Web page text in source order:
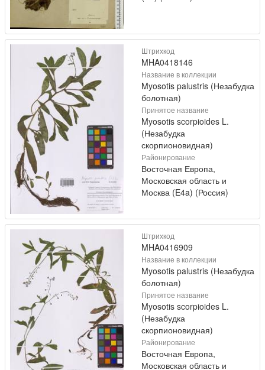
Штрихкод
MHA0418146
Название в коллекции
Myosotis palustris (Незабудка
болотная)
Принятое название
Myosotis scorpioides L.
(Незабудка
скорпионовидная)
Районирование
Восточная Европа,
Московская область и
Москва (E4a) (Россия)
Штрихкод
MHA0416909
Название в коллекции
Myosotis palustris (Незабудка
болотная)
Принятое название
Myosotis scorpioides L.
(Незабудка
скорпионовидная)
Районирование
Восточная Европа,
Московская область и